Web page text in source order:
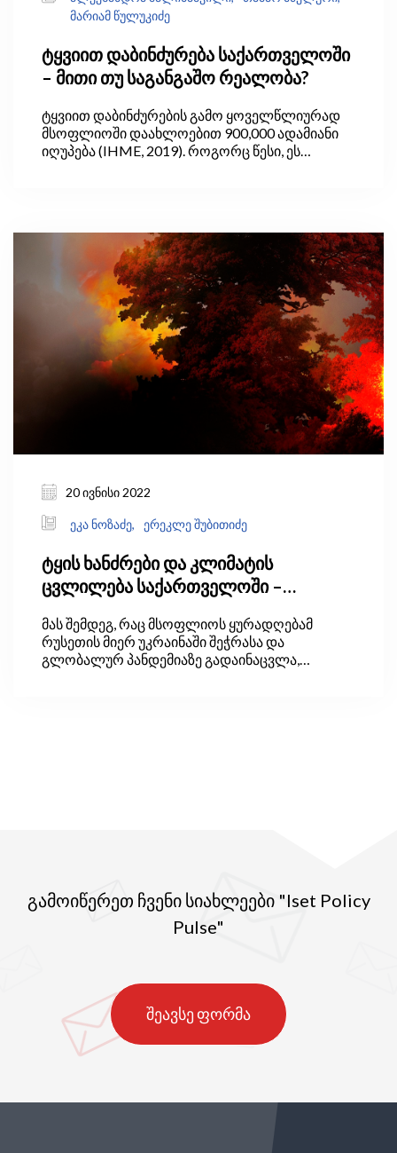
მარიამ წულუკიძე
ტყვიით დაბინძურება საქართველოში
– მითი თუ საგანგაშო რეალობა?
ტყვიით დაბინძურების გამო ყოველწლიურად
მსოფლიოში დაახლოებით 900,000 ადამიანი
იღუპება (IHME, 2019). როგორც წესი, ეს
სათანადოდ არ კონტროლდება.
20 ივნისი 2022
ეკა ნოზაძე, ერეკლე შუბითიძე
ტყის ხანძრები და კლიმატის
ცვლილება საქართველოში –
მას შემდეგ, რაც მსოფლიოს ყურადღებამ
რუსეთის მიერ უკრაინაში შეჭრასა და
გლობალურ პანდემიაზე გადაინაცვლა,
გამოიწერეთ ჩვენი სიახლეები "Iset Policy
Pulse"
შეავსე ფორმა